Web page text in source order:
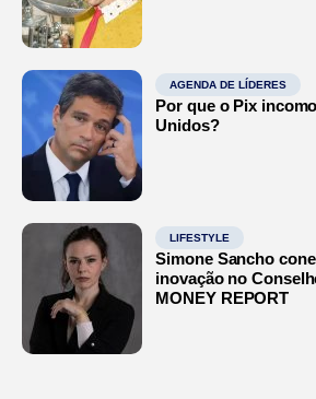
AGENDA DE LÍDERES
Por que o Pix
Unidos?
LIFESTYLE
Simone Sancho
inovação no
MONEY REPORT